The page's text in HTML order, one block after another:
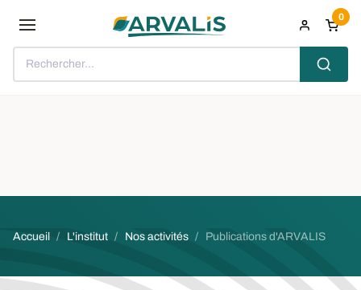
Rechercher...
0
Fil d'Ariane
Accueil L'institut Nos activités Publications d'ARVALIS